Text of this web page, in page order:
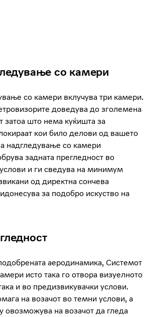
со камери
со камери вклучува три камери.
доведува до зголемена
затоа што нема куќишта за
кои било делови од вашето
надгледување со камери
задната прегледност во
и ги сведува на минимум
од директна сончева
за подобро искуство на
аеродинамика, Системот
исто така го отвора визуелното
и во предизвикувачки услови.
на возачот во темни услови, а
овозможува на возачот да гледа